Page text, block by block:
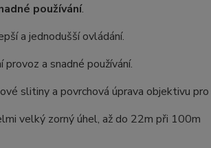
používání.
a jednodušší ovládání.
a snadné používání.
slitiny a povrchová úprava objektivu
velký zorný úhel, až do 22m při 100m